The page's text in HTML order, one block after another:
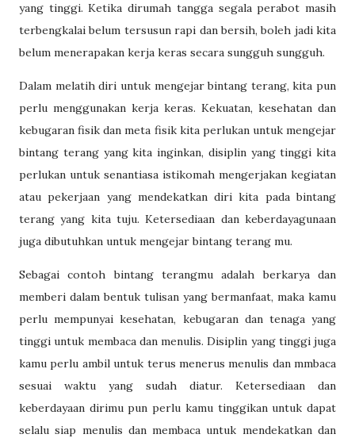
yang tinggi. Ketika dirumah tangga segala perabot masih
terbengkalai belum tersusun rapi dan bersih, boleh jadi kita
belum menerapakan kerja keras secara sungguh sungguh.
Dalam melatih diri untuk mengejar bintang terang, kita pun
perlu menggunakan kerja keras. Kekuatan, kesehatan dan
kebugaran fisik dan meta fisik kita perlukan untuk mengejar
bintang terang yang kita inginkan, disiplin yang tinggi kita
perlukan untuk senantiasa istikomah mengerjakan kegiatan
atau pekerjaan yang mendekatkan diri kita pada bintang
terang yang kita tuju. Ketersediaan dan keberdayagunaan
juga dibutuhkan untuk mengejar bintang terang mu.
Sebagai contoh bintang terangmu adalah berkarya dan
memberi dalam bentuk tulisan yang bermanfaat, maka kamu
perlu mempunyai kesehatan, kebugaran dan tenaga yang
tinggi untuk membaca dan menulis. Disiplin yang tinggi juga
kamu perlu ambil untuk terus menerus menulis dan mmbaca
sesuai waktu yang sudah diatur. Ketersediaan dan
keberdayaan dirimu pun perlu kamu tinggikan untuk dapat
selalu siap menulis dan membaca untuk mendekatkan dan